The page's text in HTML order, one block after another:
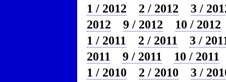
1 / 2012
2 / 2012
3 /
2012
9 / 2012
10 / 2012
1 / 2011
2 / 2011
3 /
2011
9 / 2011
10 / 2011
1 / 2010
2 / 2010
3 /